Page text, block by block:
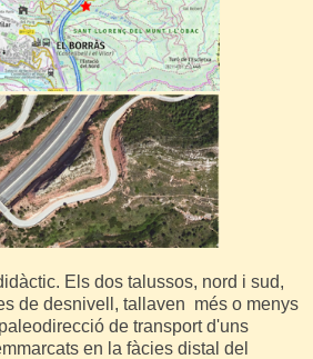
Els dos talussos, nord i sud,
de desnivell, tallaven més o menys
de transport d'uns
en la fàcies distal del